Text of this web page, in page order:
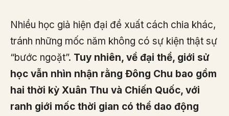
Nhiều học giả hiện đại đề xuất cách chia khác,
tránh những mốc năm không có sự kiện thật sự
“bước ngoặt”. Tuy nhiên, về đại thể, giới sử
học vẫn nhìn nhận rằng Đông Chu bao gồm
hai thời kỳ Xuân Thu và Chiến Quốc, với
ranh giới mốc thời gian có thể dao động